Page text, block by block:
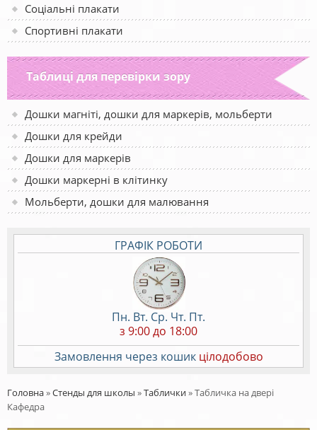
Соціальні плакати
Спортивні плакати
Таблиці для перевірки зору
Дошки магніті, дошки для маркерів, мольберти
Дошки для крейди
Дошки для маркерів
Дошки маркерні в клітинку
Мольберти, дошки для малювання
ГРАФІК РОБОТИ
Пн. Вт. Ср. Чт. Пт.
з 9:00 до 18:00
Замовлення через кошик цілодобово
Головна»Стенды для школы »Таблички»Табличка на двері
Кафедра